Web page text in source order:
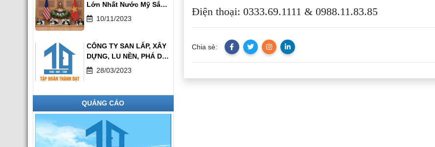
Điện thoại: 0333.69.1111 & 0988.11.83.85
Chia sẻ:
Lớn Nhất Nước Mỹ Sắp
Về Việt Nam
10/11/2023
CÔNG TY SAN LẤP, XÂY
DỰNG, LU NỀN, PHÁ DỠ,
THIẾT KẾ THI CÔNG KẾT
28/03/2023
QUẢNG CÁO